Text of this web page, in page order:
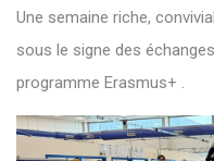
Une semaine riche,
sous le signe des
programme Erasmus+ .